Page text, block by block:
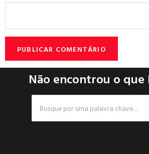
Não encontrou o que